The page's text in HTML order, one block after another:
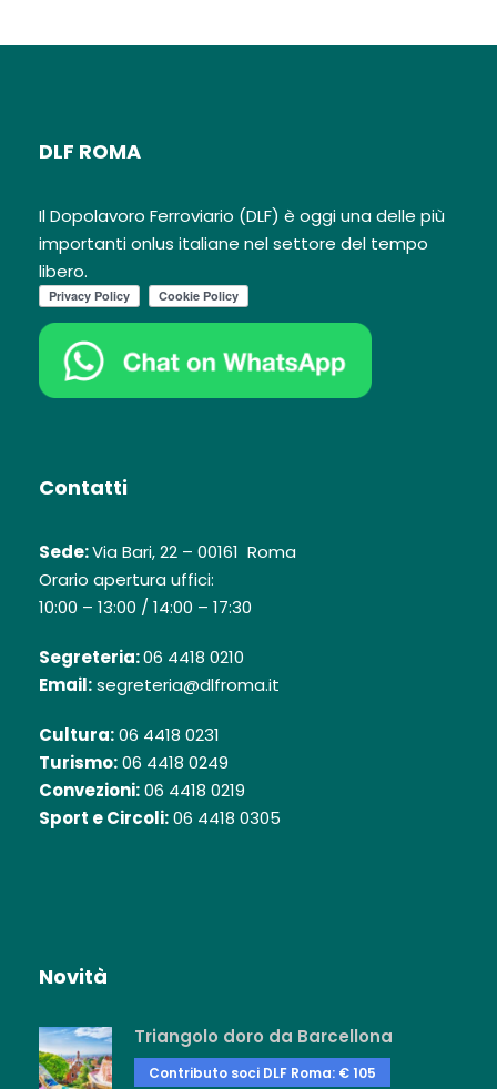
DLF ROMA
Il Dopolavoro Ferroviario (DLF) è oggi una delle più
importanti onlus italiane nel settore del tempo
libero.
Contatti
Sede:Via Bari, 22 – 00161 Roma
Orario apertura uffici:
10:00 – 13:00 / 14:00 – 17:30
Segreteria:06 4418 0210
Email:segreteria@dlfroma.it
Cultura:06 4418 0231
Turismo:06 4418 0249
Convezioni:06 4418 0219
Sport e Circoli:06 4418 0305
Novità
Triangolo doro da Barcellona
Contributo soci DLF Roma: € 105